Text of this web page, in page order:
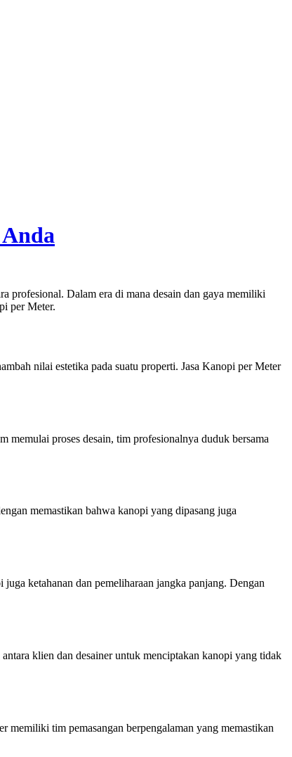
profesional. Dalam era di mana desain dan gaya memiliki
per Meter.
nilai estetika pada suatu properti. Jasa Kanopi per Meter
memulai proses desain, tim profesionalnya duduk bersama
memastikan bahwa kanopi yang dipasang juga
ketahanan dan pemeliharaan jangka panjang. Dengan
klien dan desainer untuk menciptakan kanopi yang tidak
memiliki tim pemasangan berpengalaman yang memastikan